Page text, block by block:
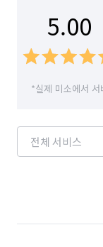
줄눈 시공, 실리콘
가정 내 모든 시공
언제든 편하게 연락
대구 중구
대전 유성구
5.00
*실제 미소에서